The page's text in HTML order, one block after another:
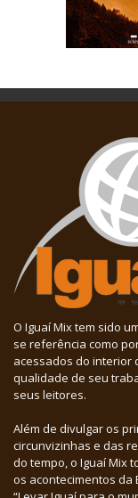
O Iguaí Mix tem sido
se referência como
acessados do interior
qualidade de seu
seus leitores.
Além de divulgar os
circunvizinhas e das
do tempo, o Iguaí Mix
os acontecimentos da